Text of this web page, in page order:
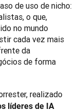
de uso de nicho:
o que,
no mundo
cada vez mais
da
de forma
realizado
líderes de IA